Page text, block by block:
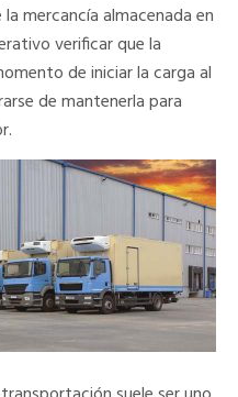
mercancía almacenada en
verificar que la
de iniciar la carga al
de mantenerla para